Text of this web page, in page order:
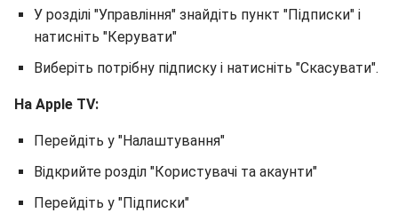
У розділі "Управління" знайдіть пункт "Підписки" і
натисніть "Керувати"
Виберіть потрібну підписку і натисніть "Скасувати".
На Apple TV:
Перейдіть у "Налаштування"
Відкрийте розділ "Користувачі та акаунти"
Перейдіть у "Підписки"